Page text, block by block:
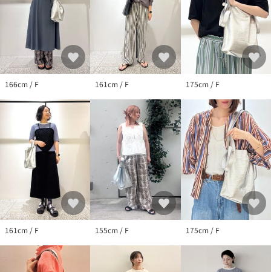
166cm / F 161cm / F 175cm / F
161cm / F 155cm / F 175cm / F